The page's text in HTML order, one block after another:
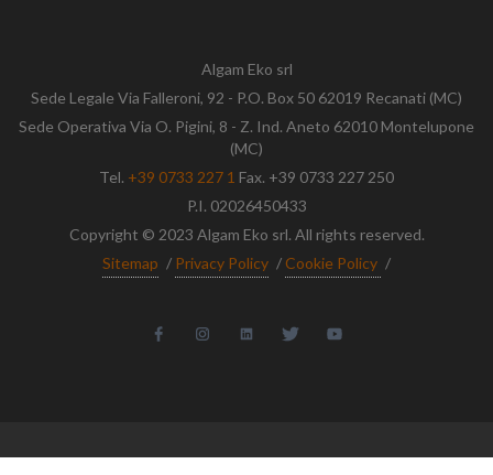
Algam Eko srl
Sede Legale Via Falleroni, 92 - P.O. Box 50 62019 Recanati (MC)
Sede Operativa Via O. Pigini, 8 - Z. Ind. Aneto 62010 Montelupone
(MC)
Tel. +39 0733 227 1 Fax. +39 0733 227 250
P.I. 02026450433
Copyright © 2023 Algam Eko srl. All rights reserved.
Sitemap / Privacy Policy / Cookie Policy /